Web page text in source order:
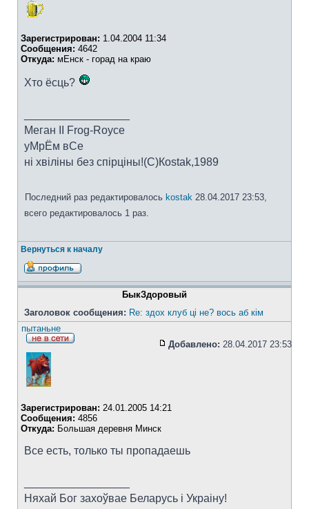
Зарегистрирован: 1.04.2004 11:34
Сообщения: 4642
Откуда: мЕнск - горад на краю
Хто ёсць?
Меган II Frog-Royce
уМрЁм вСе
ні хвіліны без спірціны!(C)Коstak,1989
Последний раз редактировалось kostak 28.04.2017 23:53,
всего редактировалось 1 раз.
Вернуться к началу
БыкЗдоровый
Заголовок сообщения: Re: здох клуб ці не? вось аб кім
пытаньне
Добавлено: 28.04.2017 23:53
Зарегистрирован: 24.01.2005 14:21
Сообщения: 4856
Откуда: Большая деревня Минск
Все есть, только ты пропадаешь
Няхай Бог захоўвае Беларусь i Украiну!